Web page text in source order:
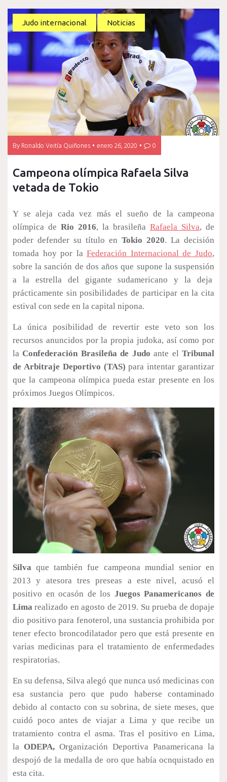
ByRonaldo Veitía Quiñones enero 26, 2020 0
Judo internacional Noticias
Campeona olímpica Rafaela Silva
vetada de Tokio
Y se aleja cada vez más el sueño de la campeona
olímpica de Rio 2016, la brasileña Rafaela Silva, de
poder defender su título en Tokio 2020. La decisión
tomada hoy por laFederación Internacional de Judo,
sobre la sanción de dos años que supone la suspensión
a la estrella del gigante sudamericano y la deja
prácticamente sin posibilidades de participar en la cita
estival con sede en la capital nipona.
La única posibilidad de revertir este veto son los
recursos anuncidos por la propia judoka, así como por
laConfederación Brasileña de Judo ante elTribunal
de Arbitraje Deportivo (TAS) para intentar garantizar
que la campeona olímpica pueda estar presente en los
próximos Juegos Olímpicos.
Silva que también fue campeona mundial senior en
2013 y atesora tres preseas a este nivel, acusó el
positivo en ocasón de los Juegos Panamericanos de
Lima realizado en agosto de 2019. Su prueba de dopaje
dio positivo para fenoterol, una sustancia prohibida por
tener efecto broncodilatador pero que está presente en
varias medicinas para el tratamiento de enfermedades
respiratorias.
En su defensa, Silva alegó que nunca usó medicinas con
esa sustancia pero que pudo haberse contaminado
debido al contacto con su sobrina, de siete meses, que
cuidó poco antes de viajar a Lima y que recibe un
tratamiento contra el asma. Tras el positivo en Lima,
la ODEPA, Organización Deportiva Panamericana la
despojó de la medalla de oro que había ocnquistado en
esta cita.